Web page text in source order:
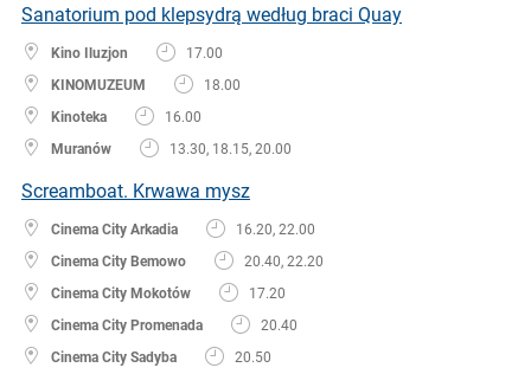
Sanatorium pod klepsydrą według braci Quay
Kino Iluzjon
17.00
KINOMUZEUM
18.00
Kinoteka
16.00
Muranów
13.30, 18.15, 20.00
Screamboat. Krwawa mysz
Cinema City Arkadia
16.20, 22.00
Cinema City Bemowo
20.40, 22.20
Cinema City Mokotów
17.20
Cinema City Promenada
20.40
Cinema City Sadyba
20.50